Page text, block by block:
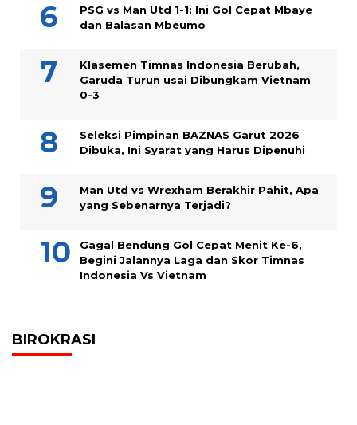
PSG vs Man Utd 1-1: Ini Gol Cepat Mbaye
dan Balasan Mbeumo
Klasemen Timnas Indonesia Berubah,
Garuda Turun usai Dibungkam Vietnam
0-3
Seleksi Pimpinan BAZNAS Garut 2026
Dibuka, Ini Syarat yang Harus Dipenuhi
Man Utd vs Wrexham Berakhir Pahit, Apa
yang Sebenarnya Terjadi?
Gagal Bendung Gol Cepat Menit Ke-6,
Begini Jalannya Laga dan Skor Timnas
Indonesia Vs Vietnam
BIROKRASI